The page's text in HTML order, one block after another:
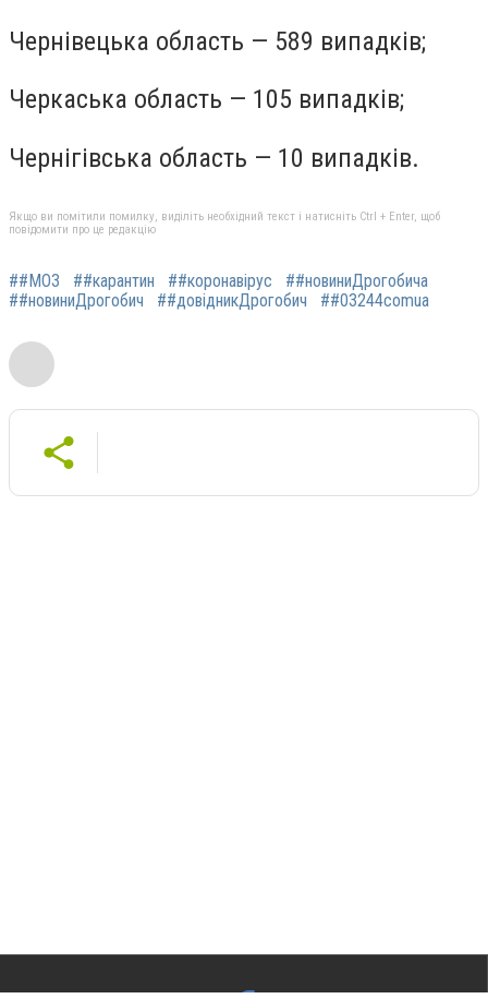
Чернівецька область — 589 випадків;
Черкаська область — 105 випадків;
Чернігівська область — 10 випадків.
Якщо ви помітили помилку, виділіть необхідний текст і натисніть Ctrl + Enter, щоб
повідомити про це редакцію
##МОЗ ##карантин ##коронавірус
##новиниДрогобича
##новиниДрогобич
##довідникДрогобич ##03244comua